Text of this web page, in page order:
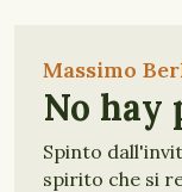
Massimo
No hay
Spinto
spirito che si